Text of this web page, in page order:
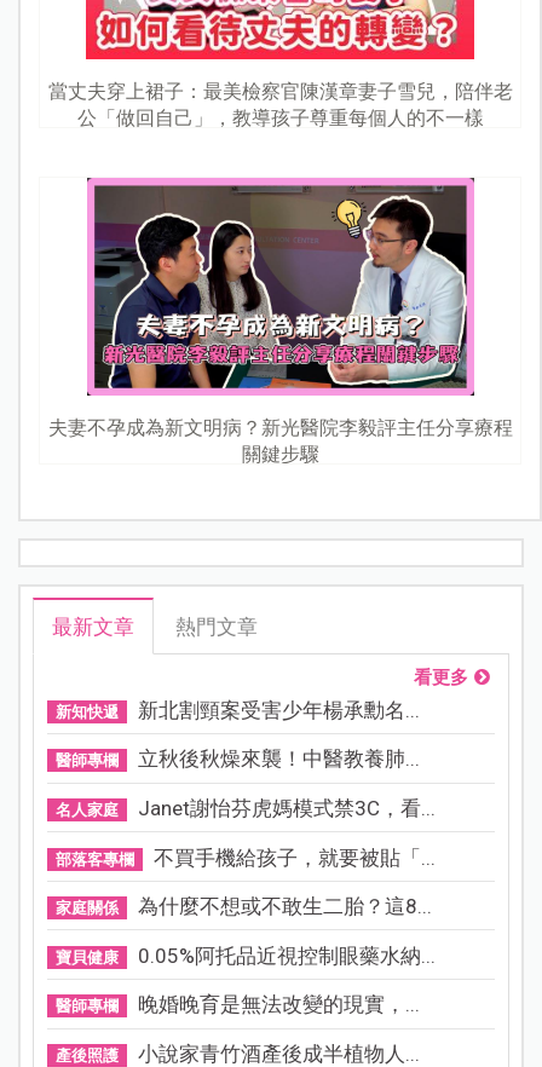
當丈夫穿上裙子：最美檢察官陳漢章妻子雪兒，陪伴老
公「做回自己」，教導孩子尊重每個人的不一樣
夫妻不孕成為新文明病？新光醫院李毅評主任分享療程
關鍵步驟
最新文章 熱門文章
看更多
新知快遞 新北割頸案受害少年楊承勳名...
醫師專欄 立秋後秋燥來襲！中醫教養肺...
名人家庭 Janet謝怡芬虎媽模式禁3C，看...
部落客專欄 不買手機給孩子，就要被貼「...
家庭關係 為什麼不想或不敢生二胎？這8...
寶貝健康 0.05%阿托品近視控制眼藥水納...
醫師專欄 晚婚晚育是無法改變的現實，...
產後照護 小說家青竹酒產後成半植物人...